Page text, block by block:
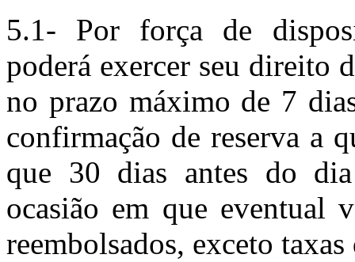
5.1- Por força de
poderá exercer seu direito
no prazo máximo de 7
confirmação de reserva a
que 30 dias antes do
ocasião em que eventual
reembolsados, exceto